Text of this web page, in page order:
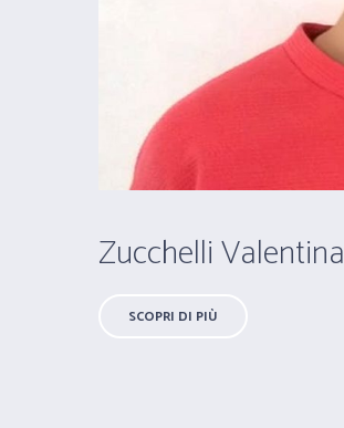
Zucchelli Valentina
SCOPRI DI PIÙ